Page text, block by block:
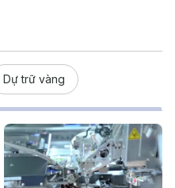
Dự trữ vàng